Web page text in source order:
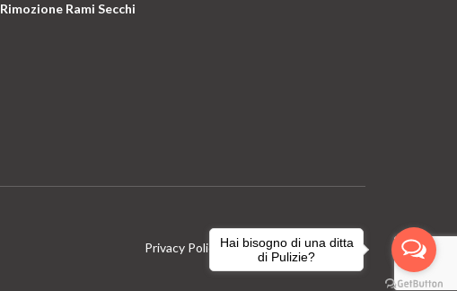
Rimozione Rami Secchi
Privacy Policy Terms & Conditions
Hai bisogno di una ditta
di Pulizie?